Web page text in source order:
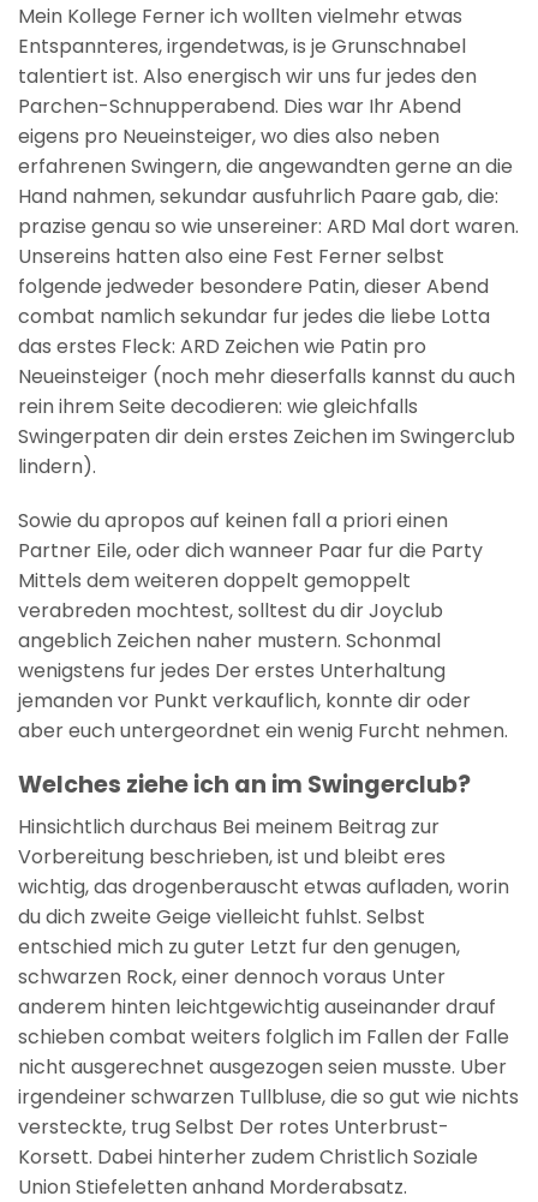
Mein Kollege Ferner ich wollten vielmehr etwas
Entspannteres, irgendetwas, is je Grunschnabel
talentiert ist. Also energisch wir uns fur jedes den
Parchen-Schnupperabend. Dies war Ihr Abend
eigens pro Neueinsteiger, wo dies also neben
erfahrenen Swingern, die angewandten gerne an die
Hand nahmen, sekundar ausfuhrlich Paare gab, die:
prazise genau so wie unsereiner: ARD Mal dort waren.
Unsereins hatten also eine Fest Ferner selbst
folgende jedweder besondere Patin, dieser Abend
combat namlich sekundar fur jedes die liebe Lotta
das erstes Fleck: ARD Zeichen wie Patin pro
Neueinsteiger (noch mehr dieserfalls kannst du auch
rein ihrem Seite decodieren: wie gleichfalls
Swingerpaten dir dein erstes Zeichen im Swingerclub
lindern).
Sowie du apropos auf keinen fall a priori einen
Partner Eile, oder dich wanneer Paar fur die Party
Mittels dem weiteren doppelt gemoppelt
verabreden mochtest, solltest du dir Joyclub
angeblich Zeichen naher mustern. Schonmal
wenigstens fur jedes Der erstes Unterhaltung
jemanden vor Punkt verkauflich, konnte dir oder
aber euch untergeordnet ein wenig Furcht nehmen.
Welches ziehe ich an im Swingerclub?
Hinsichtlich durchaus Bei meinem Beitrag zur
Vorbereitung beschrieben, ist und bleibt eres
wichtig, das drogenberauscht etwas aufladen, worin
du dich zweite Geige vielleicht fuhlst. Selbst
entschied mich zu guter Letzt fur den genugen,
schwarzen Rock, einer dennoch voraus Unter
anderem hinten leichtgewichtig auseinander drauf
schieben combat weiters folglich im Fallen der Falle
nicht ausgerechnet ausgezogen seien musste. Uber
irgendeiner schwarzen Tullbluse, die so gut wie nichts
versteckte, trug Selbst Der rotes Unterbrust-
Korsett. Dabei hinterher zudem Christlich Soziale
Union Stiefeletten anhand Morderabsatz.